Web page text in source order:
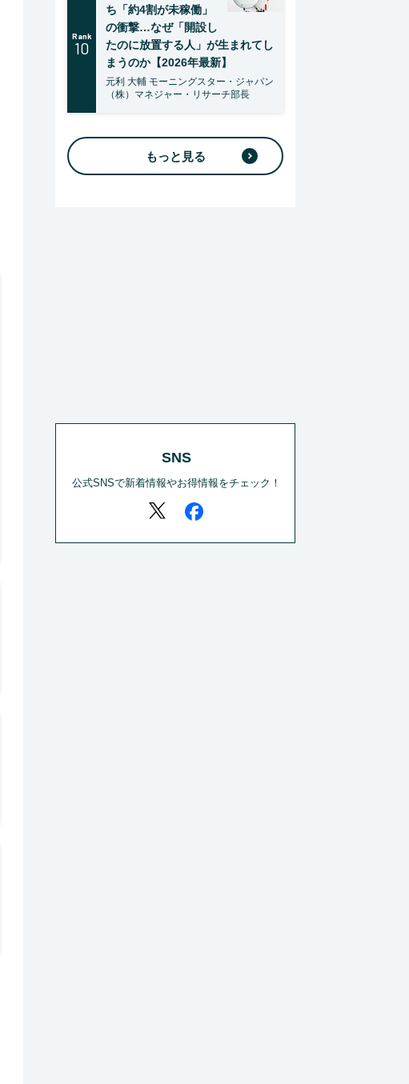
Rank
10
ち「約4割が未稼働」
の衝撃…なぜ「開設し
たのに放置する人」が生まれてし
まうのか【2026年最新】
元利 大輔 モーニングスター・ジャパン
（株）マネジャー・リサーチ部長
もっと見る
SNS
公式SNSで新着情報やお得情報をチェック！